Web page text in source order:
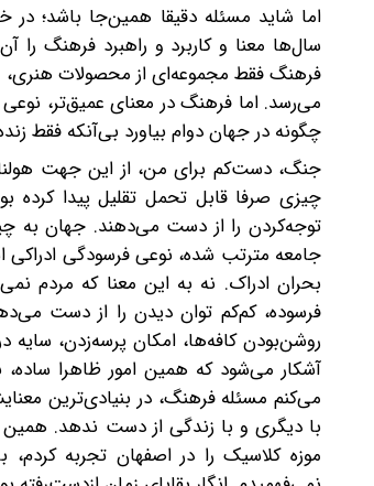
اما شاید مسئله دقیقا همین‌جا باشد؛
سال‌ها معنا و کاربرد و راهبرد فرهنگ را
فرهنگ فقط مجموعه‌ای از محصولات هنری،
می‌رسد. اما فرهنگ در معنای عمیق‌تر،
چگونه در جهان دوام بیاورد بی‌آنکه فقط
جنگ، دست‌کم برای من، از این جهت
چیزی صرفا قابل ‌تحمل تقلیل پیدا کرده
توجه‌کردن را از دست می‌دهند. جهان به
جامعه مترتب شده، نوعی فرسودگی
بحران ادراک. نه به این معنا که مردم
فرسوده، کم‌کم توان دیدن را از دست
روشن‌بودن کافه‌ها، امکان پرسه‌زدن، سایه
آشکار می‌شود که همین امور ظاهرا
می‌کنم مسئله فرهنگ، در بنیادی‌ترین
با دیگری و با زندگی از دست ندهد. همین
موزه کلاسیک را در اصفهان تجربه